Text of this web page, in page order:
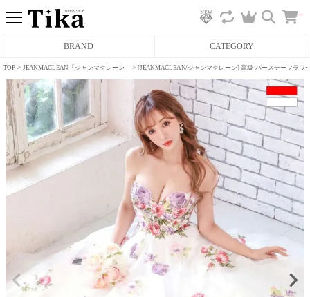
BRAND CATEGORY
タイトミニドレス
フレアミニドレス
膝丈ドレス
ロングドレス
タイトロングドレス
へ
TOP JEANMACLEAN「ジャンマクレーン」 [JEANMACLEAN/ジャンマクレーン] 高級 バースデーフラ